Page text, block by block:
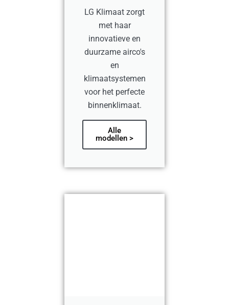
LG Klimaat zorgt
met haar
innovatieve en
duurzame airco's
en
klimaatsystemen
voor het perfecte
binnenklimaat.
Alle
modellen >